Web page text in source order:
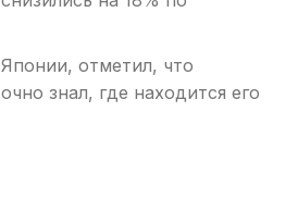
отметил, что
знал, где находится его